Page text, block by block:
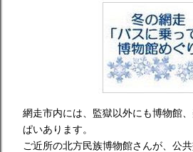
網走市内には、監獄以外にも博物館
ぱいあります。
ご近所の北方民族博物館さんが、公